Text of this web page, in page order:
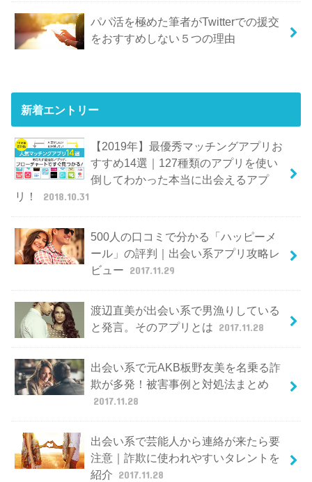
パパ活を極めた筆者がTwitterでの援交
をおすすめしない５つの理由
新着エントリー
【2019年】最優秀マッチングアプリお
すすめ14選｜127種類のアプリを使い
倒してわかった本当に出会えるアプ
リ！
2018.10.31
500人の口コミで分かる「ハッピーメ
ール」の評判｜出会い系アプリ攻略レ
ビュー 2017.11.29
渡辺直美が出会い系で男漁りしている
と発言。そのアプリとは 2017.11.28
出会い系で元AKB板野友美を名乗る詐
欺が多発！被害事例と対処法まとめ
2017.11.28
出会い系で芸能人から連絡が来たら要
注意｜詐欺に使われやすいタレントを
紹介 2017.11.28